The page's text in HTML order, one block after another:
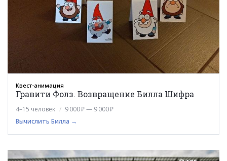
Квест-анимация
Гравити Фолз. Возвращение Билла Шифра
4–15 человек
9 000 ₽ — 9 000 ₽
Вычислить Билла →